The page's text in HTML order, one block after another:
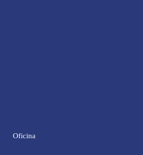
Oficina